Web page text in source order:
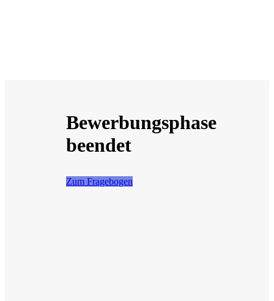
Bewerbungsphase
beendet
Zum Fragebogen